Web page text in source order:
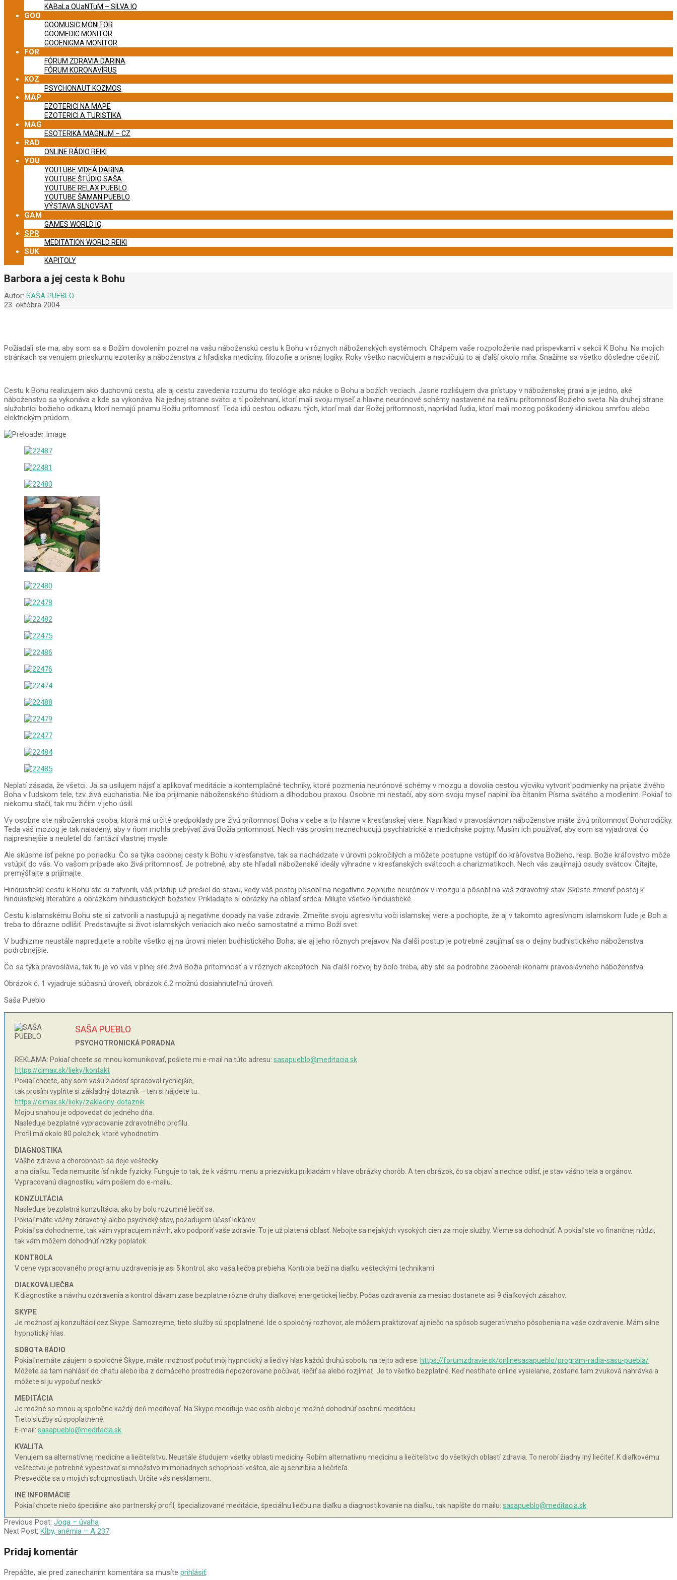
KABaLa QUaNTuM – SILVA IQ
GOO
GOOMUSIC MONITOR
GOOMEDIC MONITOR
GOOENIGMA MONITOR
FOR
FÓRUM ZDRAVIA DARINA
FÓRUM KORONAVÍRUS
KOZ
PSYCHONAUT KOZMOS
MAP
EZOTERICI NA MAPE
EZOTERICI A TURISTIKA
MAG
ESOTERIKA MAGNUM – CZ
RAD
ONLINE RÁDIO REIKI
YOU
YOUTUBE VIDEÁ DARINA
YOUTUBE ŠTÚDIO SAŠA
YOUTUBE RELAX PUEBLO
YOUTUBE ŠAMAN PUEBLO
VÝSTAVA SLNOVRAT
GAM
GAMES WORLD IQ
SPR
MEDITATION WORLD REIKI
SUK
KAPITOLY
Barbora a jej cesta k Bohu
Autor: SAŠA PUEBLO
23. októbra 2004
Požiadali ste ma, aby som sa s Božím dovolením pozrel na vašu náboženskú cestu k Bohu v rôznych náboženských systémoch. Chápem vaše rozpoloženie nad príspevkami v sekcii K Bohu. Na mojich
stránkach sa venujem prieskumu ezoteriky a náboženstva z hľadiska medicíny, filozofie a prísnej logiky. Roky všetko nacvičujem a nacvičujú to aj ďalší okolo mňa. Snažíme sa všetko dôsledne ošetriť.
Cestu k Bohu realizujem ako duchovnú cestu, ale aj cestu zavedenia rozumu do teológie ako náuke o Bohu a božích veciach. Jasne rozlišujem dva prístupy v náboženskej praxi a je jedno, aké
náboženstvo sa vykonáva a kde sa vykonáva. Na jednej strane svätci a tí požehnaní, ktorí mali svoju myseľ a hlavne neurónové schémy nastavené na reálnu prítomnosť Božieho sveta. Na druhej strane
služobníci božieho odkazu, ktorí nemajú priamu Božiu prítomnosť. Teda idú cestou odkazu tých, ktorí mali dar Božej prítomnosti, napríklad ľudia, ktorí mali mozog poškodený klinickou smrťou alebo
elektrickým prúdom.
Neplatí zásada, že všetci. Ja sa usilujem nájsť a aplikovať meditácie a kontemplačné techniky, ktoré pozmenia neurónové schémy v mozgu a dovolia cestou výcviku vytvoriť podmienky na prijatie živého
Boha v ľudskom tele, tzv. živá eucharistia. Nie iba prijímanie náboženského štúdiom a dlhodobou praxou. Osobne mi nestačí, aby som svoju myseľ naplnil iba čítaním Písma svätého a modlením. Pokiaľ to
niekomu stačí, tak mu žičím v jeho úsilí.
Vy osobne ste náboženská osoba, ktorá má určité predpoklady pre živú prítomnosť Boha v sebe a to hlavne v kresťanskej viere. Napríklad v pravoslávnom náboženstve máte živú prítomnosť Bohorodičky.
Teda váš mozog je tak naladený, aby v ňom mohla prebývať živá Božia prítomnosť. Nech vás prosím neznechucujú psychiatrické a medicínske pojmy. Musím ich používať, aby som sa vyjadroval čo
najpresnejšie a neuletel do fantázií vlastnej mysle.
Ale skúsme ísť pekne po poriadku. Čo sa týka osobnej cesty k Bohu v kresťanstve, tak sa nachádzate v úrovni pokročilých a môžete postupne vstúpiť do kráľovstva Božieho, resp. Božie kráľovstvo môže
vstúpiť do vás. Vo vašom prípade ako živá prítomnosť. Je potrebné, aby ste hľadali náboženské ideály výhradne v kresťanských svätcoch a charizmatikoch. Nech vás zaujímajú osudy svätcov. Čítajte,
premýšľajte a prijímajte.
Hinduistickú cestu k Bohu ste si zatvorili, váš prístup už prešiel do stavu, kedy váš postoj pôsobí na negatívne zopnutie neurónov v mozgu a pôsobí na váš zdravotný stav. Skúste zmeniť postoj k
hinduistickej literatúre a obrázkom hinduistických božstiev. Prikladajte si obrázky na oblasť srdca. Milujte všetko hinduistické.
Cestu k islamskému Bohu ste si zatvorili a nastupujú aj negatívne dopady na vaše zdravie. Zmeňte svoju agresivitu voči islamskej viere a pochopte, že aj v takomto agresívnom islamskom ľude je Boh a
treba to dôrazne odlíšiť. Predstavujte si život islamských veriacich ako niečo samostatné a mimo Boží svet.
V budhizme neustále napredujete a robíte všetko aj na úrovni nielen budhistického Boha, ale aj jeho rôznych prejavov. Na ďalší postup je potrebné zaujímať sa o dejiny budhistického náboženstva
podrobnejšie.
Čo sa týka pravoslávia, tak tu je vo vás v plnej sile živá Božia prítomnosť a v rôznych akceptoch. Na ďalší rozvoj by bolo treba, aby ste sa podrobne zaoberali ikonami pravoslávneho náboženstva.
Obrázok č. 1 vyjadruje súčasnú úroveň, obrázok č.2 možnú dosiahnuteľnú úroveň.
Saša Pueblo
SAŠA PUEBLO
PSYCHOTRONICKÁ PORADNA
REKLAMA: Pokiaľ chcete so mnou komunikovať, pošlete mi e-mail na túto adresu: sasapueblo@meditacia.sk
https://cimax.sk/lieky/kontakt
Pokiaľ chcete, aby som vašu žiadosť spracoval rýchlejšie,
tak prosím vyplňte si základný dotazník – ten si nájdete tu:
https://cimax.sk/lieky/zakladny-dotaznik
Mojou snahou je odpovedať do jedného dňa.
Nasleduje bezplatné vypracovanie zdravotného profilu.
Profil má okolo 80 položiek, ktoré vyhodnotím.
DIAGNOSTIKA
Vášho zdravia a chorobnosti sa deje veštecky
a na diaľku. Teda nemusíte ísť nikde fyzicky. Funguje to tak, že k vášmu menu a priezvisku prikladám v hlave obrázky chorôb. A ten obrázok, čo sa objaví a nechce odísť, je stav vášho tela a orgánov.
Vypracovanú diagnostiku vám pošlem do e-mailu.
KONZULTÁCIA
Nasleduje bezplatná konzultácia, ako by bolo rozumné liečiť sa.
Pokiaľ máte vážny zdravotný alebo psychický stav, požadujem účasť lekárov.
Pokiaľ sa dohodneme, tak vám vypracujem návrh, ako podporiť vaše zdravie. To je už platená oblasť. Nebojte sa nejakých vysokých cien za moje služby. Vieme sa dohodnúť. A pokiaľ ste vo finančnej núdzi,
tak vám môžem dohodnúť nízky poplatok.
KONTROLA
V cene vypracovaného programu uzdravenia je asi 5 kontrol, ako vaša liečba prebieha. Kontrola beží na diaľku vešteckými technikami.
DIAĽKOVÁ LIEČBA
K diagnostike a návrhu ozdravenia a kontrol dávam zase bezplatne rôzne druhy diaľkovej energetickej liečby. Počas ozdravenia za mesiac dostanete asi 9 diaľkových zásahov.
SKYPE
Je možnosť aj konzultácií cez Skype. Samozrejme, tieto služby sú spoplatnené. Ide o spoločný rozhovor, ale môžem praktizovať aj niečo na spôsob sugeratívneho pôsobenia na vaše ozdravenie. Mám silne
hypnotický hlas.
SOBOTA RÁDIO
Pokiaľ nemáte záujem o spoločné Skype, máte možnosť počuť môj hypnotický a liečivý hlas každú druhú sobotu na tejto adrese: https://forumzdravie.sk/onlinesasapueblo/program-radia-sasu-puebla/
Môžete sa tam nahlásiť do chatu alebo iba z domáceho prostredia nepozorovane počúvať, liečiť sa alebo rozjímať. Je to všetko bezplatné. Keď nestíhate online vysielanie, zostane tam zvuková nahrávka a
môžete si ju vypočuť neskôr.
MEDITÁCIA
Je možné so mnou aj spoločne každý deň meditovať. Na Skype medituje viac osôb alebo je možné dohodnúť osobnú meditáciu.
Tieto služby sú spoplatnené.
E-mail: sasapueblo@meditacia.sk
KVALITA
Venujem sa alternatívnej medicíne a liečiteľstvu. Neustále študujem všetky oblasti medicíny. Robím alternatívnu medicínu a liečiteľstvo do všetkých oblastí zdravia. To nerobí žiadny iný liečiteľ. K diaľkovému
veštectvu je potrebné vypestovať si množstvo mimoriadnych schopností veštca, ale aj senzibila a liečiteľa.
Presvedčte sa o mojich schopnostiach. Určite vás nesklamem.
INÉ INFORMÁCIE
Pokiaľ chcete niečo špeciálne ako partnerský profil, špecializované meditácie, špeciálnu liečbu na diaľku a diagnostikovanie na diaľku, tak napíšte do mailu: sasapueblo@meditacia.sk
2004-
10-
Previous Post: Joga – úvaha
Next Post: Kĺby, anémia – A 237
Pridaj komentár
Prepáčte, ale pred zanechaním komentára sa musíte prihlásiť.